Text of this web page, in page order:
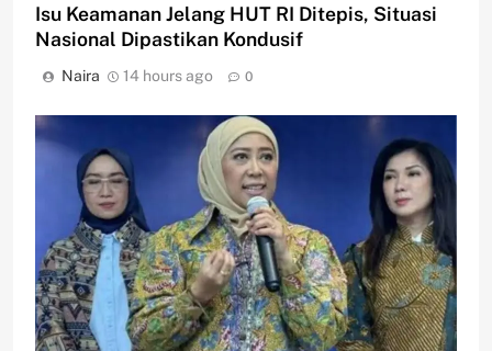
Isu Keamanan Jelang HUT RI Ditepis, Situasi
Nasional Dipastikan Kondusif
Naira 14 hours ago 0